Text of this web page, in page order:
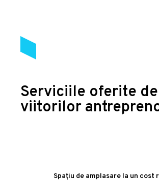
Serviciile oferite de
viitorilor
Spațiu de amplasare la un cost